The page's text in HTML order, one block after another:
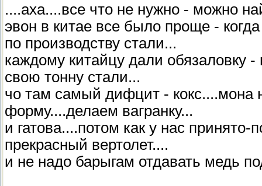
....аха....все что не нужно - можно
эвон в китае все было проще -
по производству стали...
каждому китайцу дали обязаловку
свою тонну стали...
чо там самый дифцит - кокс....мона
форму....делаем вагранку...
и гатова....потом как у нас
прекрасный вертолет....
и не надо барыгам отдавать медь